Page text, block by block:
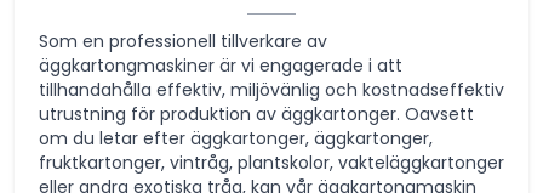
Som en professionell tillverkare av
äggkartongmaskiner är vi engagerade i att
tillhandahålla effektiv, miljövänlig och kostnadseffektiv
utrustning för produktion av äggkartonger. Oavsett
om du letar efter äggkartonger, äggkartonger,
fruktkartonger, vintråg, plantskolor, vakteläggkartonger
eller andra exotiska tråg, kan vår äggkartongmaskin